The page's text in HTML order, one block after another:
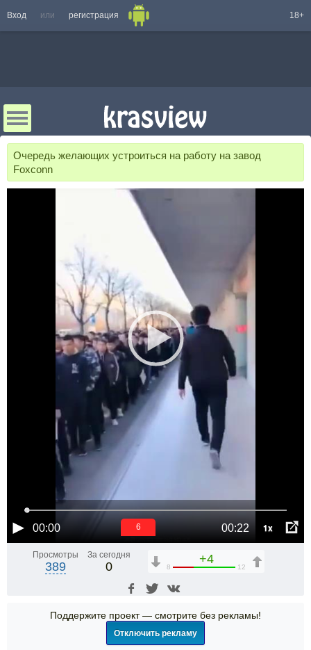
Вход или регистрация 18+
Очередь желающих устроиться на работу на завод
Foxconn
00:00 00:22 1x
5
Просмотры
389
За сегодня
0
+4
8 12
Поддержите проект — смотрите без рекламы!
Отключить рекламу